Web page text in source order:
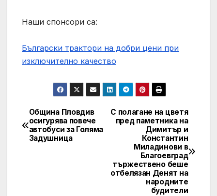
Наши спонсори са:
Български трактори на добри цени при
изключително качество
Post
navigation
С полагане на цветя
пред паметника на
Димитър и
Константин
Миладинови в
Благоевград
тържествено беше
отбелязан Денят на
народните
будители
Община Пловдив
осигурява повече
автобуси за Голяма
Задушница